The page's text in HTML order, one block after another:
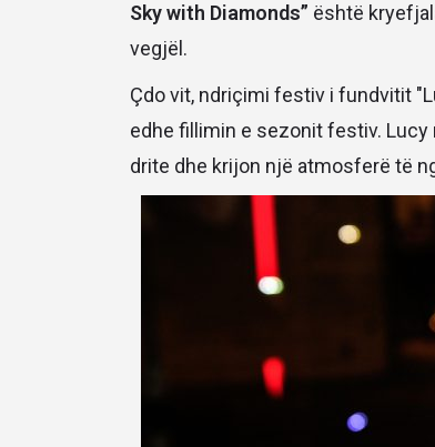
Sky with Diamonds” është
vegjël.
Çdo vit, ndriçimi festiv i fundvitit
edhe fillimin e sezonit festiv.
drite dhe krijon një atmosferë të